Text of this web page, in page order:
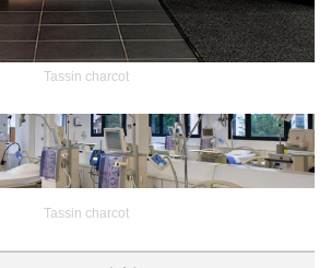
Tassin charcot
Tassin charcot